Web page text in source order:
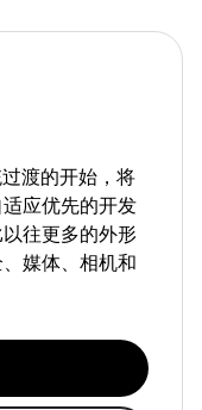
渡的开始，将
应优先的开发
往更多的外形
媒体、相机和